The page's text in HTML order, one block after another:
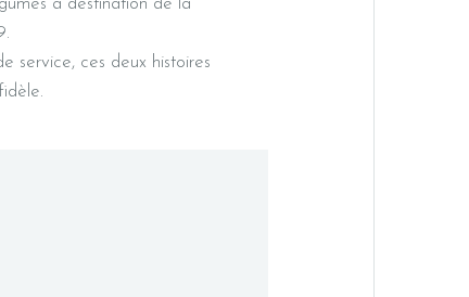
à destination de la
service, ces deux histoires